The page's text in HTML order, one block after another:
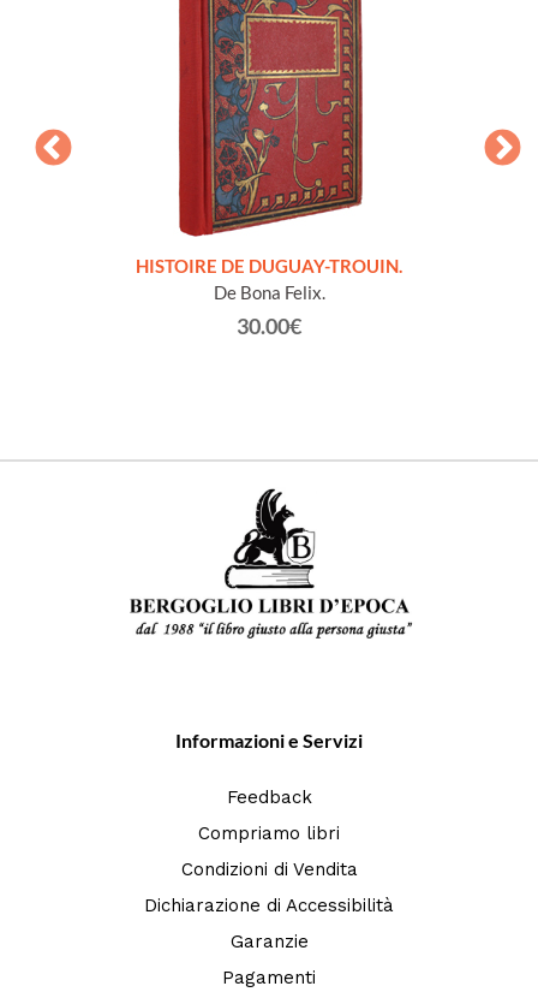
HISTOIRE DE DUGUAY-TROUIN.
De Bona Felix.
30.00€
Informazioni e Servizi
Feedback
Compriamo libri
Condizioni di Vendita
Dichiarazione di Accessibilità
Garanzie
Pagamenti